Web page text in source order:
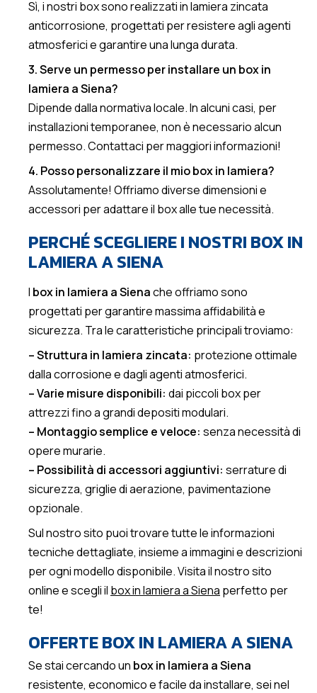
Sì, i nostri box sono realizzati in lamiera zincata
anticorrosione, progettati per resistere agli agenti
atmosferici e garantire una lunga durata.
3. Serve un permesso per installare un box in
lamiera a Siena?
Dipende dalla normativa locale. In alcuni casi, per
installazioni temporanee, non è necessario alcun
permesso. Contattaci per maggiori informazioni!
4. Posso personalizzare il mio box in lamiera?
Assolutamente! Offriamo diverse dimensioni e
accessori per adattare il box alle tue necessità.
PERCHÉ SCEGLIERE I NOSTRI BOX IN
LAMIERA A SIENA
I box in lamiera a Sienache offriamo sono
progettati per garantire massima affidabilità e
sicurezza. Tra le caratteristiche principali troviamo:
– Struttura in lamiera zincata: protezione ottimale
dalla corrosione e dagli agenti atmosferici.
– Varie misure disponibili: dai piccoli box per
attrezzi fino a grandi depositi modulari.
– Montaggio semplice e veloce: senza necessità di
opere murarie.
– Possibilità di accessori aggiuntivi: serrature di
sicurezza, griglie di aerazione, pavimentazione
opzionale.
Sul nostro sito puoi trovare tutte le informazioni
tecniche dettagliate, insieme a immagini e descrizioni
per ogni modello disponibile. Visita il nostro sito
online e scegli il box in lamiera a Siena perfetto per
te!
OFFERTE BOX IN LAMIERA A SIENA
Se stai cercando un box in lamiera a Siena
resistente, economico e facile da installare, sei nel